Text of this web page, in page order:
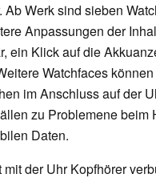
Werk sind sieben
Anpassungen der
ein Klick auf die
Watchfaces
im Anschluss auf der
zu Problemene
Daten.
der Uhr Kopfhörer